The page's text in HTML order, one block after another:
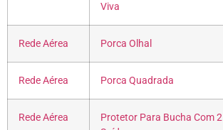
Viva
Rede Aérea Porca Olhal
Rede Aérea Porca Quadrada
Rede Aérea
Protetor Para Bucha Com 2